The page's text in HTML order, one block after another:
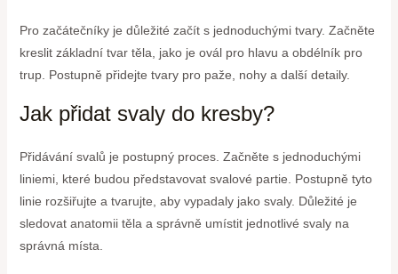
Pro začátečníky je důležité začít s jednoduchými tvary. Začněte
kreslit základní tvar těla, jako je ovál pro hlavu a obdélník pro
trup. Postupně přidejte tvary pro paže, nohy a další detaily.
Jak přidat svaly do kresby?
Přidávání svalů je postupný proces. Začněte s jednoduchými
liniemi, které budou představovat svalové partie. Postupně tyto
linie rozšiřujte a tvarujte, aby vypadaly jako svaly. Důležité je
sledovat anatomii těla a správně umístit jednotlivé svaly na
správná místa.